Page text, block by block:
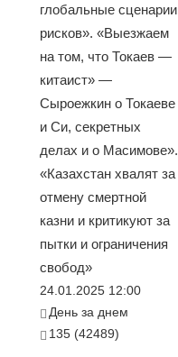
глобальные сценарии
рисков». «Выезжаем
на том, что Токаев —
китаист» —
Сыроежкин о Токаеве
и Си, секретных
делах и о Масимове».
«Казахстан хвалят за
отмену смертной
казни и критикуют за
пытки и ограничения
свобод»
24.01.2025 12:00
День за днем
135 (42489)